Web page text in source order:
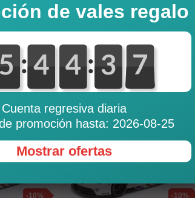
24h
PureRxcing
Detalles
-10%
Porsche 911 GT1 #5 4to FIA GT-
Championship Oschersleben 1998
1:18 WERK83
71,96 € 79,95 € Detalles
-10% -10%
de vales regalo
0
5
5 : 0
4
4 0
4
4 : 4
3
3 6
5
6
Cuenta regresiva diaria
promoción hasta: 2026-08-25
Mostrar ofertas